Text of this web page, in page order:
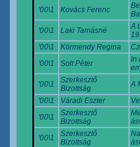
'00\1 Kovács Ferenc
'00\1
Laki Tamásné
A
'00\1
Körmendy Regina
'00\1
Solt Péter
In
'00\1
Szerkesztő
Bizottság
A
'00\1
Váradi Eszter
'00\1
Szerkesztő
Bizottság
'00\1
Szerkesztő
Bizottság